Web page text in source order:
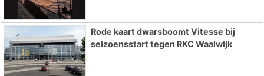
Rode kaart dwarsboomt Vitesse bij
seizoensstart tegen RKC Waalwijk